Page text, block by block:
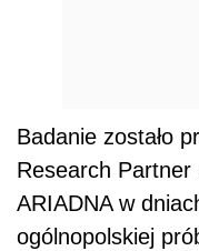
Badanie zostało
Research Partner
ARIADNA w
ogólnopolskiej